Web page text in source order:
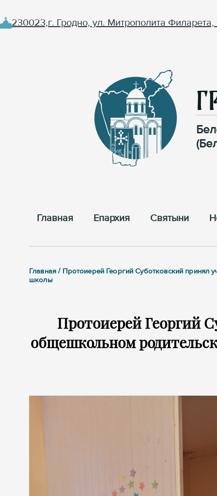
230023,г. Гродно, ул. Митрополита Филарета,
Главная Епархия Cвятыни
Главная / Протоиерей Георгий Суботковский
школы
Протоиерей Георгий
общешкольном